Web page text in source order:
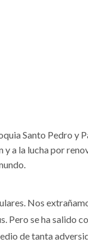
Santo Pedro y
a la lucha por
Nos
Pero se ha salido
de tanta